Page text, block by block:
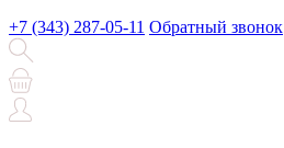
+7 (343) 287-05-11 Обратный звонок